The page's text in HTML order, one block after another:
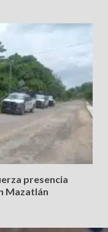
presencia
Mazatlán